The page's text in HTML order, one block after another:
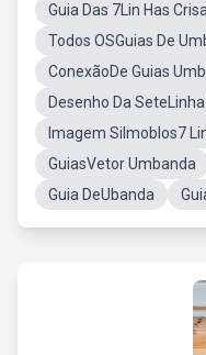
Guia Das 7Lin Has Crisal
Todos OSGuias De
ConexãoDe Guias
Desenho Da
Imagem Silmoblos7
GuiasVetor Umbanda
Guia DeUbanda